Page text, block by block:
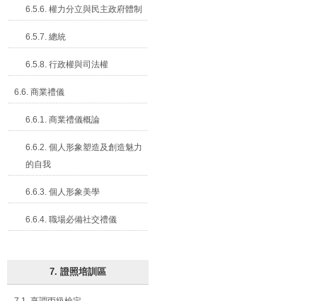
6.5.6. 權力分立與民主政府體制
6.5.7. 總統
6.5.8. 行政權與司法權
6.6. 商業禮儀
6.6.1. 商業禮儀概論
6.6.2. 個人形象塑造及創造魅力
的自我
6.6.3. 個人形象美學
6.6.4. 職場必備社交禮儀
7. 證照培訓區